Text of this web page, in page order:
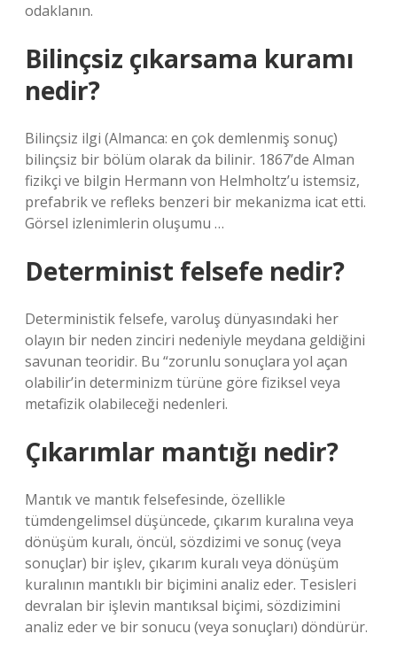
odaklanın.
Bilinçsiz çıkarsama kuramı
nedir?
Bilinçsiz ilgi (Almanca: en çok demlenmiş sonuç)
bilinçsiz bir bölüm olarak da bilinir. 1867’de Alman
fizikçi ve bilgin Hermann von Helmholtz’u istemsiz,
prefabrik ve refleks benzeri bir mekanizma icat etti.
Görsel izlenimlerin oluşumu …
Determinist felsefe nedir?
Deterministik felsefe, varoluş dünyasındaki her
olayın bir neden zinciri nedeniyle meydana geldiğini
savunan teoridir. Bu “zorunlu sonuçlara yol açan
olabilir’in determinizm türüne göre fiziksel veya
metafizik olabileceği nedenleri.
Çıkarımlar mantığı nedir?
Mantık ve mantık felsefesinde, özellikle
tümdengelimsel düşüncede, çıkarım kuralına veya
dönüşüm kuralı, öncül, sözdizimi ve sonuç (veya
sonuçlar) bir işlev, çıkarım kuralı veya dönüşüm
kuralının mantıklı bir biçimini analiz eder. Tesisleri
devralan bir işlevin mantıksal biçimi, sözdizimini
analiz eder ve bir sonucu (veya sonuçları) döndürür.